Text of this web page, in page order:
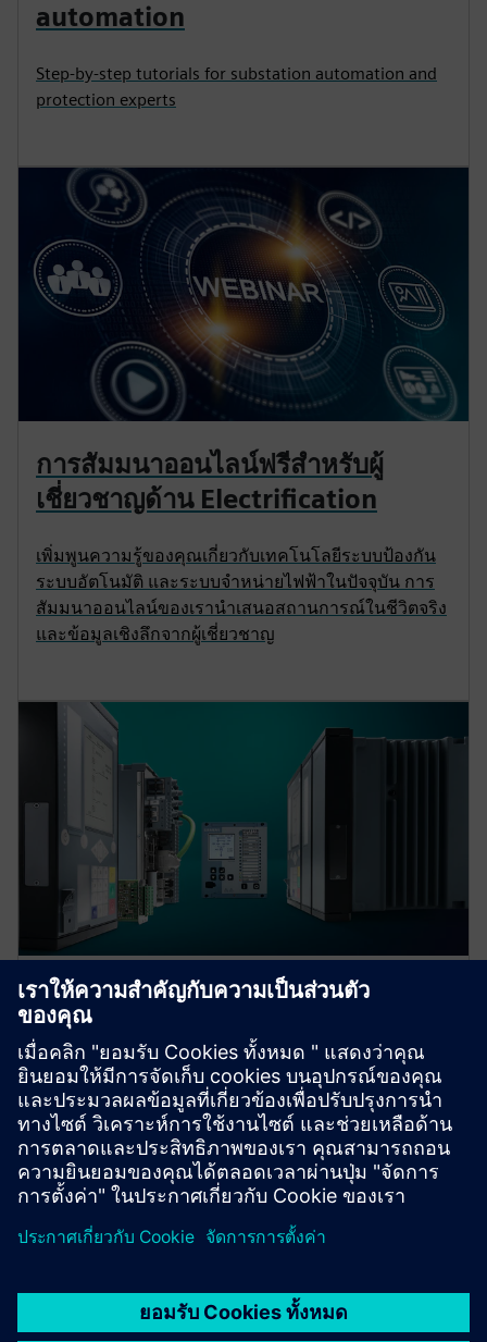
automation
Step-by-step tutorials for substation automation and
protection experts
การสัมมนาออนไลน์ฟรีสำหรับผู้
เชี่ยวชาญด้าน Electrification
เพิ่มพูนความรู้ของคุณเกี่ยวกับเทคโนโลยีระบบป้องกัน
ระบบอัตโนมัติ และระบบจำหน่ายไฟฟ้าในปัจจุบัน การ
สัมมนาออนไลน์ของเรานำเสนอสถานการณ์ในชีวิตจริง
และข้อมูลเชิงลึกจากผู้เชี่ยวชาญ
Protection device per
application
Find your protection device by selecting your
application!